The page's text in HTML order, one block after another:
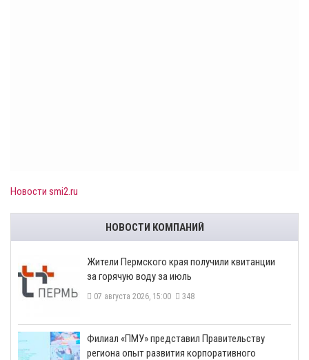
Новости smi2.ru
НОВОСТИ КОМПАНИЙ
​Жители Пермского края получили квитанции
за горячую воду за июль
07 августа 2026, 15:00 348
​Филиал «ПМУ» представил Правительству
региона опыт развития корпоративного